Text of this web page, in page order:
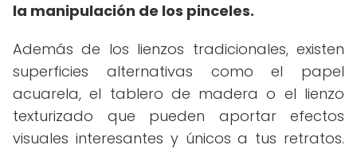
la manipulación de los pinceles.
Además de los lienzos tradicionales, existen
superficies alternativas como el papel
acuarela, el tablero de madera o el lienzo
texturizado que pueden aportar efectos
visuales interesantes y únicos a tus retratos.